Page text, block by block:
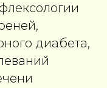
диабета,